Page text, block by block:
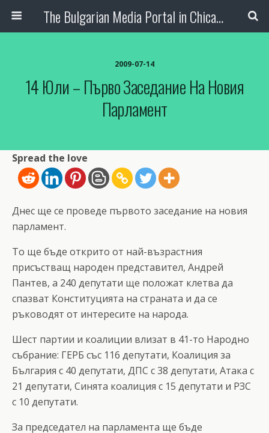
The Bulgarian Media Portal in Chicago
2009-07-14
14 Юли – Първо Заседание На Новия
Парламент
Spread the love
Днес ще се проведе първото заседание на новия
парламент.
То ще бъде открито от най-възрастния
присъстващ народен представител, Андрей
Пантев, а 240 депутати ще положат клетва да
спазват Конституцията на страната и да се
ръководят от интересите на народа.
Шест партии и коалиции влизат в 41-то Народно
събрание: ГЕРБ със 116 депутати, Коалиция за
България с 40 депутати, ДПС с 38 депутати, Атака с
21 депутати, Синята коалиция с 15 депутати и РЗС
с 10 депутати.
За председател на парламента ще бъде